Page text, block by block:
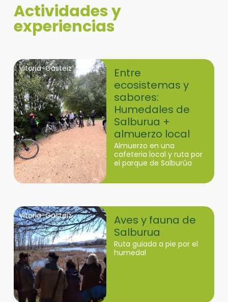
Actividades y
experiencias
Vitoria-Gasteiz
Entre
ecosistemas y
sabores:
Humedales de
Salburua +
almuerzo local
Almuerzo en una
cafeteria local y ruta por
el parque de Salburúa
Vitoria-Gasteiz
Aves y fauna de
Salburua
Ruta guiada a pie por el
humedal